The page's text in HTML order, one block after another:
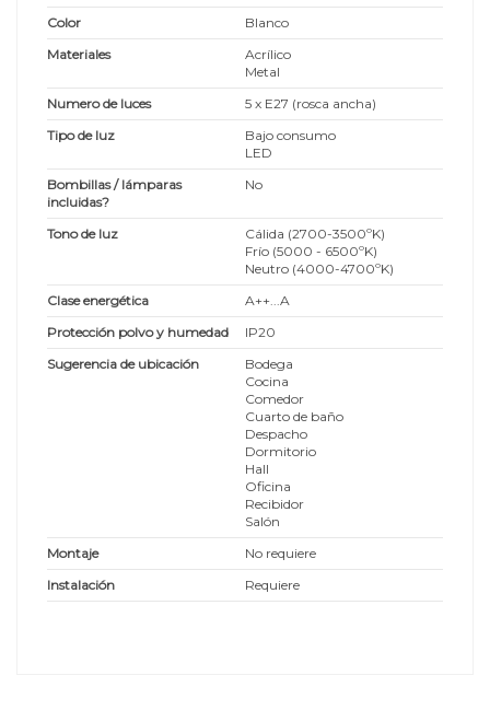
Color
Blanco
Materiales
Acrílico
Metal
Numero de luces
5 x E27 (rosca ancha)
Tipo de luz
Bajo consumo
LED
Bombillas / lámparas
incluidas?
No
Tono de luz
Cálida (2700-3500ºK)
Frío (5000 - 6500ºK)
Neutro (4000-4700ºK)
Clase energética
A++...A
Protección polvo y humedad
IP20
Sugerencia de ubicación
Bodega
Cocina
Comedor
Cuarto de baño
Despacho
Dormitorio
Hall
Oficina
Recibidor
Salón
Montaje
No requiere
Instalación
Requiere